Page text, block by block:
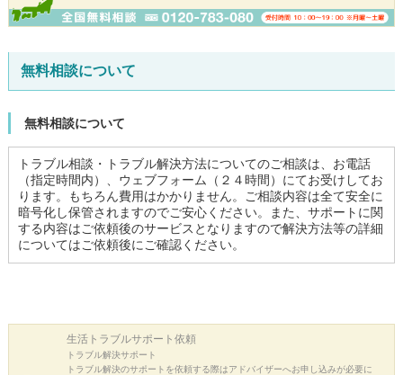
無料相談について
無料相談について
トラブル相談・トラブル解決方法についてのご相談は、お電話
（指定時間内）、ウェブフォーム（２４時間）にてお受けしてお
ります。もちろん費用はかかりません。ご相談内容は全て安全に
暗号化し保管されますのでご安心ください。また、サポートに関
する内容はご依頼後のサービスとなりますので解決方法等の詳細
についてはご依頼後にご確認ください。
生活トラブルサポート依頼
トラブル解決サポート
トラブル解決のサポートを依頼する際はアドバイザーへお申し込みが必要に